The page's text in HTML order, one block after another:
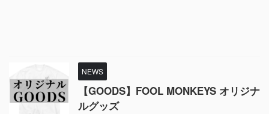
NEWS
【GOODS】FOOL MONKEYS オリジナ
ルグッズ